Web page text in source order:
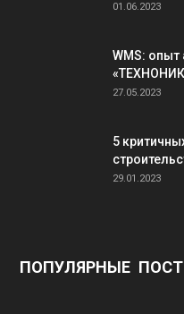
01.06.2023
WMS:
27.05.2023
5
29.01.2023
ПОПУЛЯРНЫЕ